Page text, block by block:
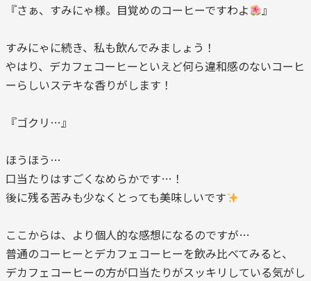
『さぁ、すみにゃ様。目覚めのコーヒーですわよ 』
すみにゃに続き、私も飲んでみましょう！
やはり、デカフェコーヒーといえど何ら違和感のないコーヒ
ーらしいステキな香りがします！
『ゴクリ…』
ほうほう…
口当たりはすごくなめらかです…！
後に残る苦みも少なくとっても美味しいです
ここからは、より個人的な感想になるのですが…
普通のコーヒーとデカフェコーヒーを飲み比べてみると、
デカフェコーヒーの方が口当たりがスッキリしている気がし